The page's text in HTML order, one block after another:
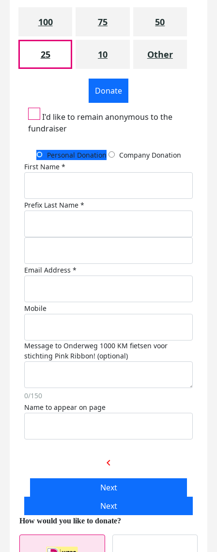
100 75 50
25 10 Other
Donate
I'd like to remain anonymous to the
fundraiser
Personal Donation
Company Donation
First Name *
Prefix Last Name *
Email Address *
Mobile
Message to Onderweg 1000 KM fietsen voor
stichting Pink Ribbon! (optional)
0/150
Name to appear on page
chevron_left
Next
Next